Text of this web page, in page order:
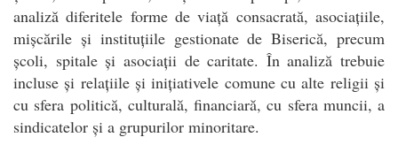
analiză diferitele forme de viață consacrată, asociațiile,
mișcările și instituțiile gestionate de Biserică, precum
școli, spitale și asociații de caritate. În analiză trebuie
incluse și relațiile și inițiativele comune cu alte religii și
cu sfera politică, culturală, financiară, cu sfera muncii, a
sindicatelor și a grupurilor minoritare.